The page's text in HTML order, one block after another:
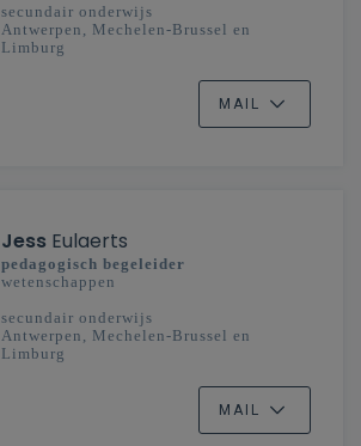
secundair onderwijs
Antwerpen, Mechelen-Brussel en
Limburg
MAIL
Jess Eulaerts
pedagogisch begeleider
wetenschappen
secundair onderwijs
Antwerpen, Mechelen-Brussel en
Limburg
MAIL